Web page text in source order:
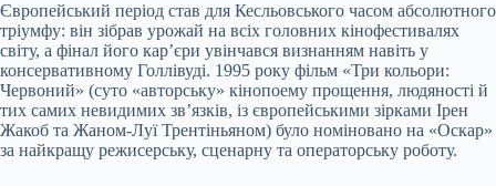
Європейський період став для Кесльовського часом абсолютного
тріумфу: він зібрав урожай на всіх головних кінофестивалях
світу, а фінал його кар’єри увінчався визнанням навіть у
консервативному Голлівуді. 1995 року фільм «Три кольори:
Червоний» (суто «авторську» кінопоему прощення, людяності й
тих самих невидимих зв’язків, із європейськими зірками Ірен
Жакоб та Жаном-Луї Трентіньяном) було номіновано на «Оскар»
за найкращу режисерську, сценарну та операторську роботу.